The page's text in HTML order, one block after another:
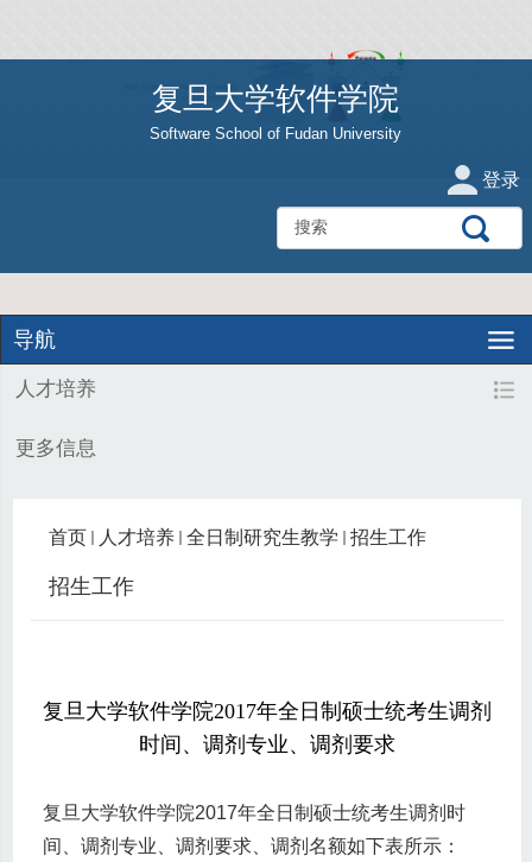
复旦大学软件学院
Software School of Fudan University
登录
导航
人才培养
更多信息
首页 人才培养 全日制研究生教学 招生工作
招生工作
复旦大学软件学院2017年全日制硕士统考生调剂
时间、调剂专业、调剂要求
复旦大学软件学院2017年全日制硕士统考生调剂时
间、调剂专业、调剂要求、调剂名额如下表所示：